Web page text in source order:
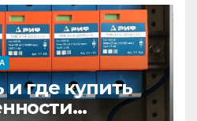
и где купить